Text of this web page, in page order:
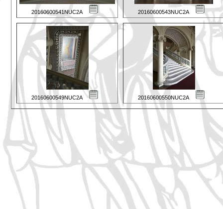
20160600541NUC2A 20160600543NUC2A
20160600549NUC2A 20160600550NUC2A